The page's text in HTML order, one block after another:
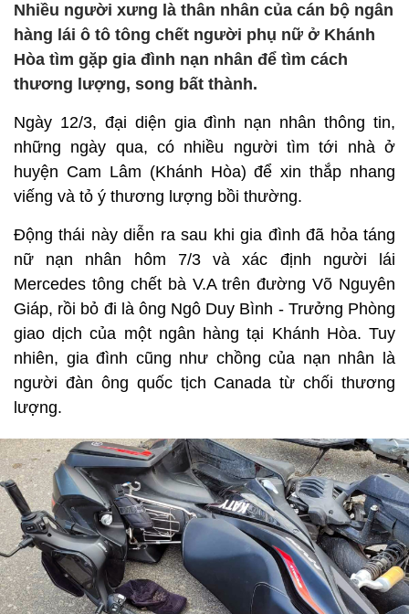
Nhiều người xưng là thân nhân của cán bộ ngân
hàng lái ô tô tông chết người phụ nữ ở Khánh
Hòa tìm gặp gia đình nạn nhân để tìm cách
thương lượng, song bất thành.
Ngày 12/3, đại diện gia đình nạn nhân thông tin,
những ngày qua, có nhiều người tìm tới nhà ở
huyện Cam Lâm (Khánh Hòa) để xin thắp nhang
viếng và tỏ ý thương lượng bồi thường.
Động thái này diễn ra sau khi gia đình đã hỏa táng
nữ nạn nhân hôm 7/3 và xác định người lái
Mercedes tông chết bà V.A trên đường Võ Nguyên
Giáp, rồi bỏ đi là ông Ngô Duy Bình - Trưởng Phòng
giao dịch của một ngân hàng tại Khánh Hòa. Tuy
nhiên, gia đình cũng như chồng của nạn nhân là
người đàn ông quốc tịch Canada từ chối thương
lượng.